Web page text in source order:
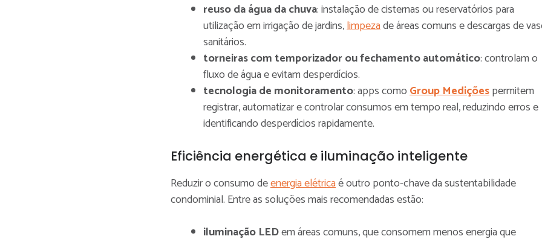
reuso da água da chuva: instalação de cisternas ou reservatórios para
utilização em irrigação de jardins,limpezade áreas comuns e descargas de
sanitários.
torneiras com temporizador ou fechamento automático: controlam o
fluxo de água e evitam desperdícios.
tecnologia de monitoramento: apps comoGroup Mediçõespermitem
registrar, automatizar e controlar consumos em tempo real, reduzindo erros e
identificando desperdícios rapidamente.
Eficiência energética e iluminação inteligente
Reduzir o consumo deenergia elétricaé outro ponto-chave da sustentabilidade
condominial. Entre as soluções mais recomendadas estão:
iluminação LEDem áreas comuns, que consomem menos energia que